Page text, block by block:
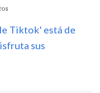
Tiktok' está de
sus